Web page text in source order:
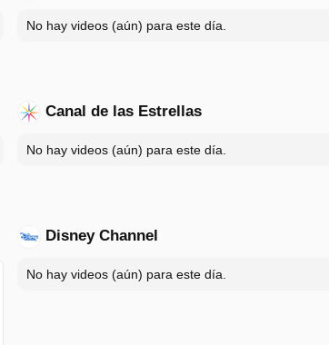
No hay videos (aún) para este día.
Canal de las Estrellas
No hay videos (aún) para este día.
Disney Channel
No hay videos (aún) para este día.